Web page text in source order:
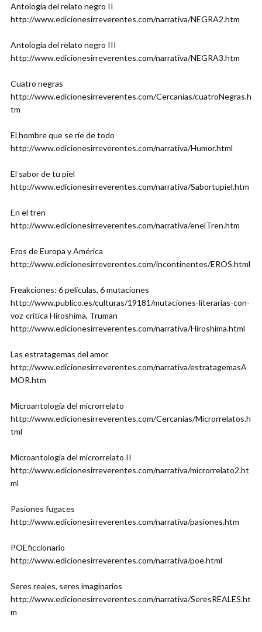
Antología del relato negro II
http://www.edicionesirreverentes.com/narrativa/NEGRA2.htm
Antología del relato negro III
http://www.edicionesirreverentes.com/narrativa/NEGRA3.htm
Cuatro negras
http://www.edicionesirreverentes.com/Cercanias/cuatroNegras.h
tm
El hombre que se ríe de todo
http://www.edicionesirreverentes.com/narrativa/Humor.html
El sabor de tu piel
http://www.edicionesirreverentes.com/narrativa/Sabortupiel.htm
En el tren
http://www.edicionesirreverentes.com/narrativa/enelTren.htm
Eros de Europa y América
http://www.edicionesirreverentes.com/incontinentes/EROS.html
Freakciones: 6 películas, 6 mutaciones
http://www.publico.es/culturas/19181/mutaciones-literarias-con-
voz-critica Hiroshima, Truman
http://www.edicionesirreverentes.com/narrativa/Hiroshima.html
Las estratagemas del amor
http://www.edicionesirreverentes.com/narrativa/estratagemasA
MOR.htm
Microantología del microrrelato
http://www.edicionesirreverentes.com/Cercanias/Microrrelatos.h
tml
Microantología del microrrelato II
http://www.edicionesirreverentes.com/narrativa/microrrelato2.ht
ml
Pasiones fugaces
http://www.edicionesirreverentes.com/narrativa/pasiones.htm
POEficcionario
http://www.edicionesirreverentes.com/narrativa/poe.html
Seres reales, seres imaginarios
http://www.edicionesirreverentes.com/narrativa/SeresREALES.ht
m